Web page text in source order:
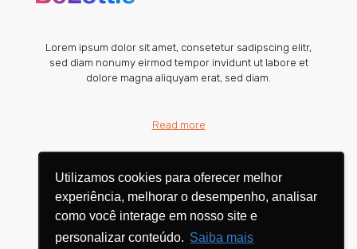
Utilizamos cookies para oferecer melhor
experiência, melhorar o desempenho, analisar
como você interage em nosso site e
personalizar conteúdo. Saiba mais
Utilizamos cookies para oferecer melhor
experiência, melhorar o desempenho, analisar
como você interage em nosso site e
personalizar conteúdo. Saiba mais
Lorem ipsum dolor sit amet, consetetur sadipscing elitr,
sed diam nonumy eirmod tempor invidunt ut labore et
dolore magna aliquyam erat, sed diam.
Read more